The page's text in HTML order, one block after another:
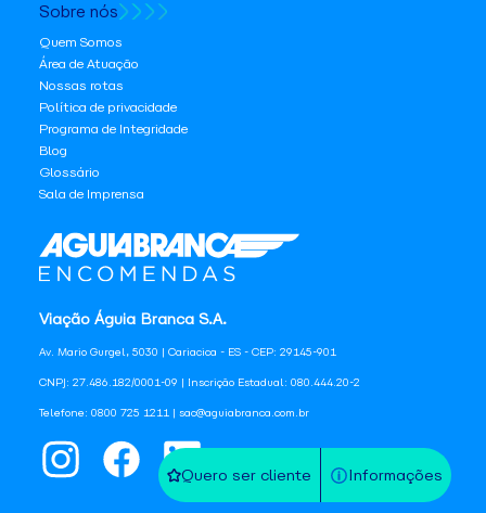
Quero ser cliente Informações
Viação Águia Branca S.A.
Av. Mario Gurgel, 5030 | Cariacica - ES - CEP: 29145-901
CNPJ: 27.486.182/0001-09 | Inscrição Estadual: 080.444.20-2
Telefone: 0800 725 1211 | sac@aguiabranca.com.br
Sobre nós
Quem Somos
Área de Atuação
Nossas rotas
Política de privacidade
Programa de Integridade
Blog
Glossário
Sala de Imprensa